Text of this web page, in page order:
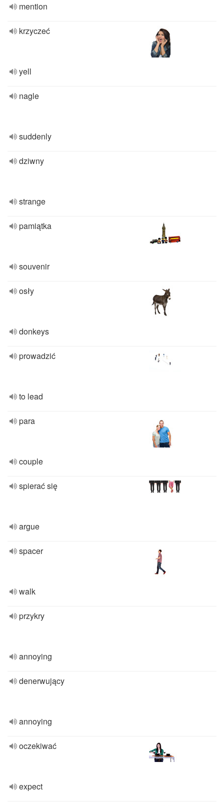
mention
krzyczeć
yell
nagle
suddenly
dziwny
strange
pamiątka
souvenir
osły
donkeys
prowadzić
to lead
para
couple
spierać się
argue
spacer
walk
przykry
annoying
denerwujący
annoying
oczekiwać
expect